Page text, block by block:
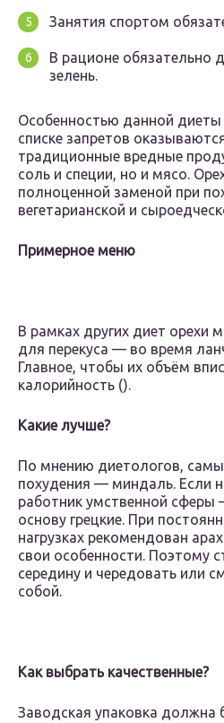
Занятия спортом
В рационе обязательно
зелень.
Особенностью данной диеты
списке запретов
традиционные вредные
соль и специи, но и мясо.
полноценной заменой при
вегетарианской и
Примерное меню
В рамках других диет орехи
для перекуса — во время
Главное, чтобы их объём
калорийность ().
Какие лучше?
По мнению диетологов,
похудения — миндаль. Если
работник умственной сферы
основу грецкие. При
нагрузках рекомендован
свои особенности. Поэтому
середину и чередовать или
собой.
Как выбрать качественные?
Заводская упаковка должна